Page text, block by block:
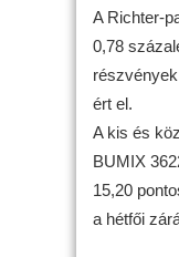
A Richter-
0,78
ért el.
A kis és
BUMIX
15,20
a hétfői